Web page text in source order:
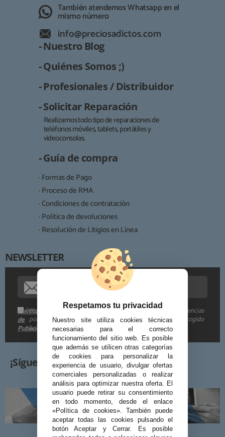
También atendemos Whatsapp en el
mismo número
info@preciosadictos.com
- Nuestro Blog
- Quiénes Somos ;)
- Profesionales / Distribuidor
- Solicitar Reparación
Realizamos todo tipo de reparaciones de
teléfonos móviles, tablets, portátiles y
videoconsolas.
- Guía de compra
· Formas de Pago
· Proceso de RMA
· Condiciones de contratación
· Política de devoluciones
· Resolución de Litigios en Línea
NEWSLETTER
Me gustaría recibir descuentos exclusivos, novedades y tendencias
por e-mail. Puedo darme de baja cuando quiera según lo recogido
en la
Política
de
Publicidad
Responsable:
Finalidad:
Destinatarios:
Derechos:
Procedencia de los datos:
Información adicional:
¡Síguenos!
Respetamos tu privacidad
Nuestro site utiliza cookies técnicas
necesarias para el correcto
funcionamiento del sitio web. Es posible
que además se utilicen otras categorías
de cookies para personalizar la
experiencia de usuario, divulgar ofertas
comerciales personalizadas o realizar
análisis para optimizar nuestra oferta. El
usuario puede retirar su consentimiento
en todo momento, desde el enlace
«Política de cookies». También puede
aceptar todas las cookies pulsando el
botón Aceptar y Cerrar. Es posible